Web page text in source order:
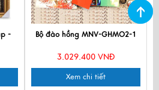
-
Bộ đào hồng MNV-GHMO2-1
3.029.400 VNĐ
Xem chi tiết